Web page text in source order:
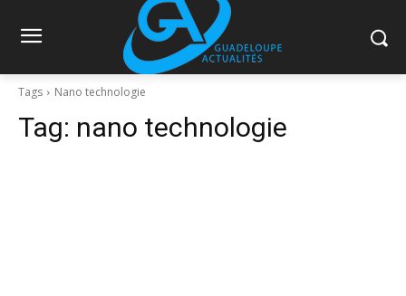
Tags Nano technologie
Tag: nano technologie